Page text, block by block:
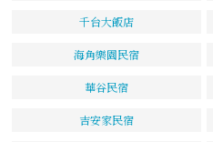
千台大飯店
海角樂園民宿
華谷民宿
吉安家民宿